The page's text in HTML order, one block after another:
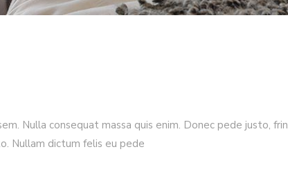
Nulla consequat massa quis enim. Donec pede justo,
Nullam dictum felis eu pede